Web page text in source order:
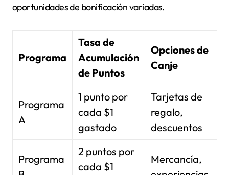
oportunidades de bonificación variadas.
Programa
Tasa de
Acumulación
de Puntos
Opciones de
Canje
Programa
A
1 punto por
cada $1
gastado
Tarjetas de
regalo,
descuentos
Programa
2 puntos por
cada $1
Mercancía,